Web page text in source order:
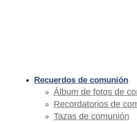
Recuerdos de comunión
Álbum de fotos de
Recordatorios de
Tazas de comunión